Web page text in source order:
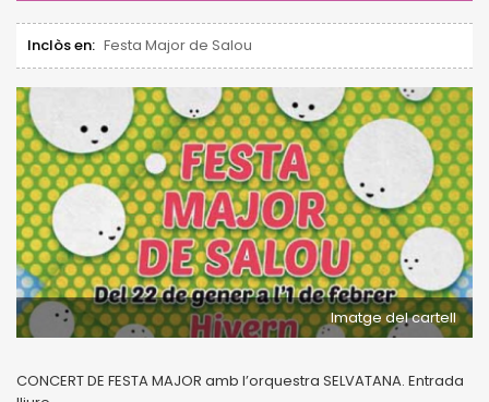
Inclòs en: Festa Major de Salou
Imatge del cartell
CONCERT DE FESTA MAJOR amb l’orquestra SELVATANA. Entrada